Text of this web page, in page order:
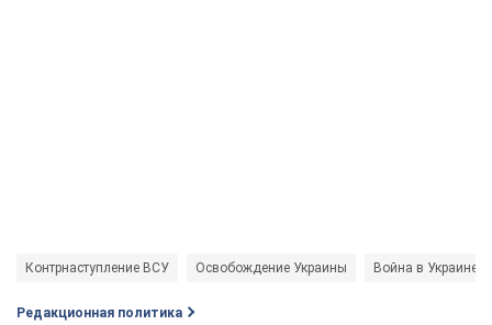
Контрнаступление ВСУ Освобождение Украины Война в Украине
Редакционная политика